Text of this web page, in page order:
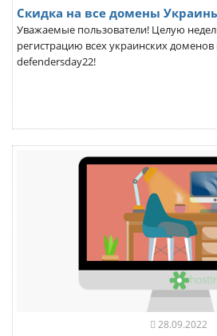
Скидка на все домены
Уважаемые пользователи! Целую
регистрацию всех украинских
defendersday22!
28.09.2022